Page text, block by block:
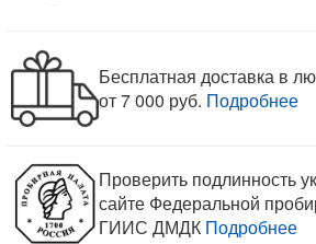
Бесплатная доставка в
от 7 000 руб. Подробнее
Проверить подлинность
сайте Федеральной
ГИИС ДМДК Подробнее